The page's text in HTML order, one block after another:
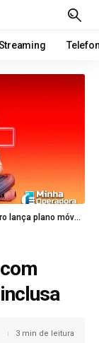
plano móvel com assinatura do Globoplay inclusa
3 min de leitura